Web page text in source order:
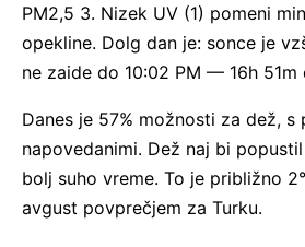
PM2,5 3. Nizek UV (1) pomeni
opekline. Dolg dan je: sonce je
ne zaide do 10:02 PM — 16h 51m
Danes je 57% možnosti za dež, s
napovedanimi. Dež naj bi
bolj suho vreme. To je približno
avgust povprečjem za Turku.